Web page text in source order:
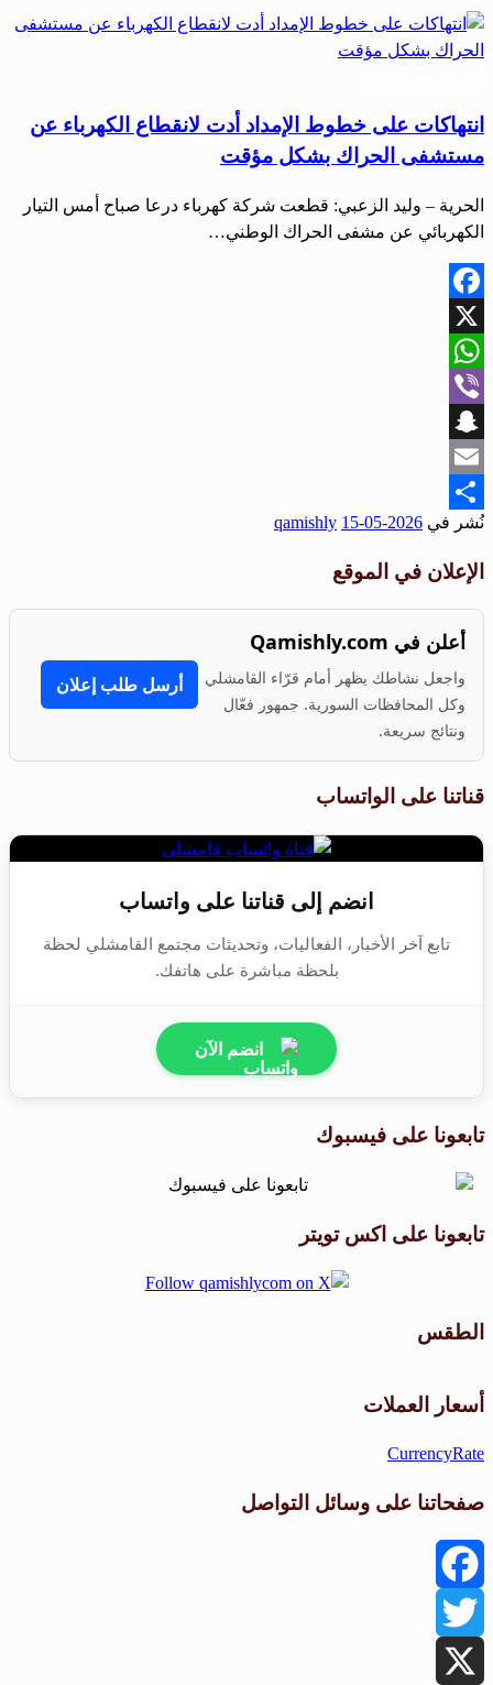
انتهاكات على خطوط الإمداد أدت لانقطاع الكهرباء عن
مستشفى الحراك بشكل مؤقت
الحرية – وليد الزعبي: قطعت شركة كهرباء درعا صباح أمس التيار
الكهربائي عن مشفى الحراك الوطني…
Facebook
X
WhatsApp
Viber
Snapchat
Email
Share
نُشر في 2026-05-15
qamishly
الإعلان في الموقع
أعلن في Qamishly.com
واجعل نشاطك يظهر أمام قرّاء القامشلي
وكل المحافظات السورية. جمهور فعّال
ونتائج سريعة.
أرسل طلب إعلان
قناتنا على الواتساب
انضم إلى قناتنا على واتساب
تابع آخر الأخبار، الفعاليات، وتحديثات مجتمع القامشلي لحظة
بلحظة مباشرة على هاتفك.
انضم الآن
تابعونا على فيسبوك
تابعونا على اكس تويتر
الطقس
أسعار العملات
CurrencyRate
صفحاتنا على وسائل التواصل
Facebook
Twitter